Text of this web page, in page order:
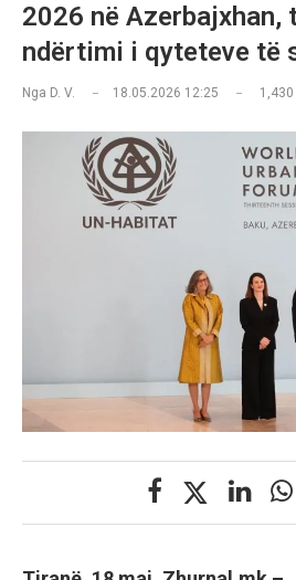
2026 në Azerbajxhan,
ndërtimi i qyteteve të
Nga D. V. 18.05.2026 12:25 1,430